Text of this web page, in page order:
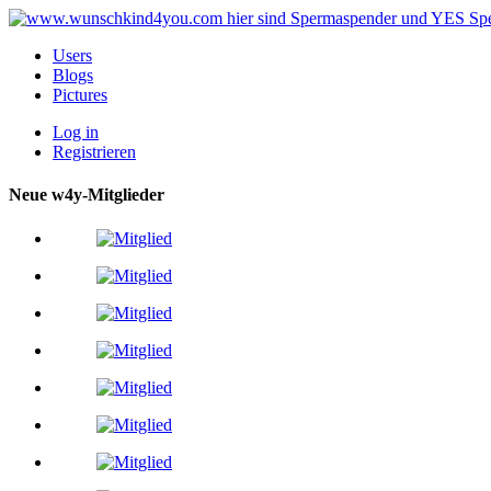
Users
Blogs
Pictures
Log in
Registrieren
Neue w4y-Mitglieder